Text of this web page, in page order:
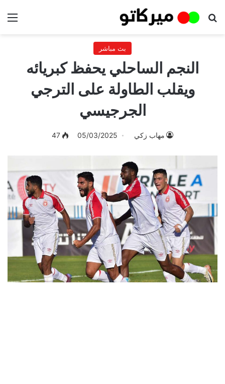
بحث عن
بث مباشر
النجم الساحلي يحفظ كبريائه
ويقلب الطاولة على الترجي
الجرجيسي
مهاب زكي 05/03/2025
47